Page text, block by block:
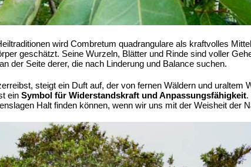
wird Combretum quadrangulare als kraftvolles
geschätzt. Seine Wurzeln, Blätter und Rinde sind voller
der Seite derer, die nach Linderung und Balance suchen.
steigt ein Duft auf, der von fernen Wäldern und uraltem
ein Symbol für Widerstandskraft und Anpassungsfähigkeit.
Halt finden können, wenn wir uns mit der Weisheit der